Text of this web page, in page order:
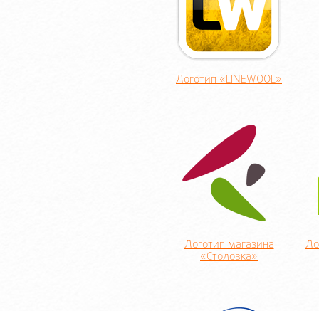
Логотип «LINEWOOL»
Логотип магазина
«Столовка»